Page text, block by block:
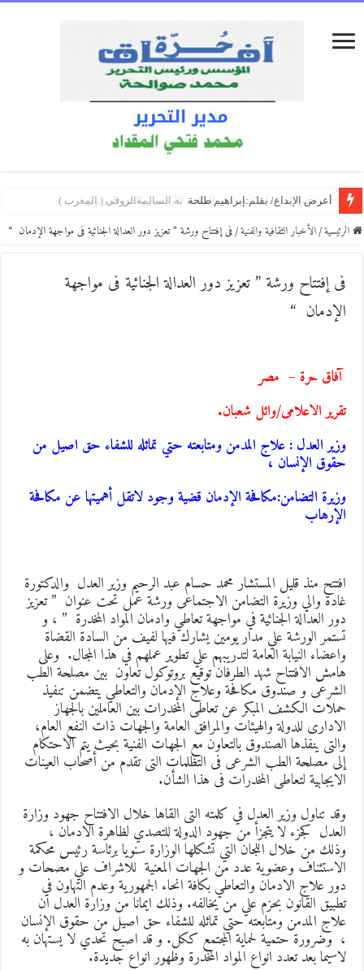
على بابكَ أكتبْ/بقلم:رجاء الغانمي (العراق)
أعرض الإبداع/ بقلم:إبراهيم طلحة
كلماتٌ كالبلسم/ بقلم: الكاتبه الروائيه السالمةالروفي ( المغرب )
نَدري مَنْ نحنُ !/بقلم:محمد ثابت السميعي
/الأخبار الثقافية والفنية/فى إفتتاح ورشة ” تعزيز دور العدالة الجنائية فى مواجهة الإدمان “
إفتتاح ورشة ” تعزيز دور العدالة الجنائية فى مواجهة
“
حرة – مصر
الاعلامى/وائل شعبان.
العدل : علاج المدمن ومتابعته حتي تماثله للشفاء حق اصيل من
الإنسان ،
التضامن:مكافحة الإدمان قضية وجود لاتقل أهميتها عن مكافحة
منذ قليل المستشار محمد حسام عبد الرحيم وزير العدل والدكتورة
والي وزيرة التضامن الاجتماعى ورشة عمل تحت عنوان ” تعزيز
العدالة الجنائية في مواجهة تعاطي وادمان المواد المخدرة ” ، و
الورشة علي مدار يومين يشارك فيها لفيف من السادة القضاة
النيابة العامة لتدريبهم علي تطوير عملهم في هذا المجال. وعلى
الافتتاح شهد الطرفان توقيع بروتوكول تعاون بين مصلحة الطب
و صندوق مكافحة وعلاج الإدمان والتعاطي يتضمن تنفيذ
الكشف المبكر عن تعاطى المخدرات بين العاملين بالجهاز
للدولة والهيئات والمرافق العامة والجهات ذات النفع العام،
ينفذها الصندوق بالتعاون مع الجهات الفنية بحيث يتم الاحتكام
مصلحة الطب الشرعى فى التظلمات التى تقدم من أصحاب العينات
لتعاطى المخدرات فى هذا الشأن.
تناول وزير العدل في كلمته التى القاها خلال الافتتاح جهود وزارة
كجزء لا يتجزأ من جهود الدولة للتصدي لظاهرة الادمان ،
من خلال اللجان التي تشكلها الوزارة سنويا برئاسة رئيس محكمة
وعضوية عدد من الجهات المعنية للاشراف علي مصحات و
علاج الادمان والتعاطي بكافة انحاء الجمهورية وعدم التهاون في
القانون بحزم علي من يخالفه. وذلك ايمانا من وزارة العدل ان
المدمن ومتابعته حتي تماثله للشفاء حق اصيل من حقوق الإنسان
وضرورة حتمية لحماية المجتمع ككل. و قد اصبح تحدي لا يستهان به
بعد تعدد انواع المواد المخدرة وظهور انواع جديدة.